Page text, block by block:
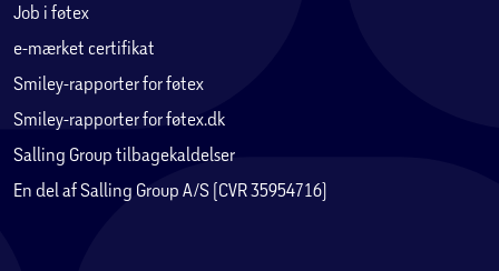
Job i føtex
e-mærket certifikat
Smiley-rapporter for føtex
Smiley-rapporter for føtex.dk
Salling Group tilbagekaldelser
En del af Salling Group A/S (CVR 35954716)